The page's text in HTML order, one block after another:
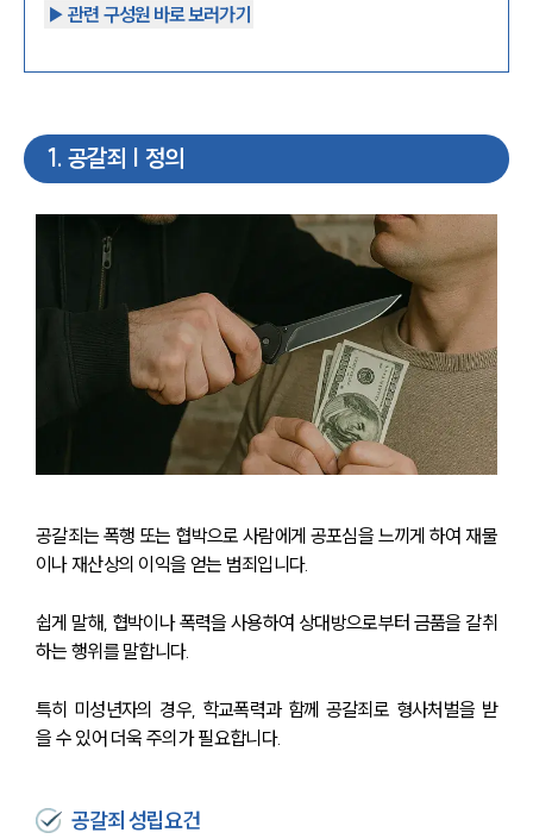
▶︎ 관련 구성원 바로 보러가기
1 . 공갈죄 | 정의
공갈죄는 폭행 또는 협박으로 사람에게 공포심을 느끼게 하여 재물
이나 재산상의 이익을 얻는 범죄입니다.
쉽게 말해, 협박이나 폭력을 사용하여 상대방으로부터 금품을 갈취
하는 행위를 말합니다.
특히 미성년자의 경우, 학교폭력과 함께 공갈죄로 형사처벌을 받
을 수 있어 더욱 주의가 필요합니다.
공갈죄 성립요건